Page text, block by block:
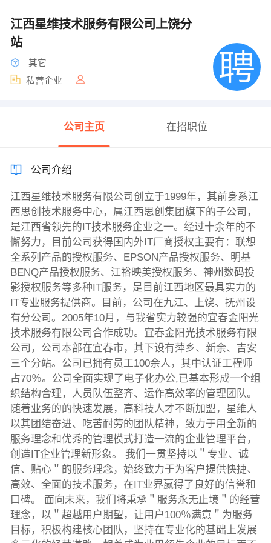
江西星维技术服务有限公司上饶分
站
其它
私营企业
公司主页 在招职位
公司介绍
江西星维技术服务有限公司创立于1999年，其前身系江
西思创技术服务中心，属江西思创集团旗下的子公司，
是江西省领先的IT技术服务企业之一。经过十余年的不
懈努力，目前公司获得国内外IT厂商授权主要有：联想
全系列产品的授权服务、EPSON产品授权服务、明基
BENQ产品授权服务、江裕映美授权服务、神州数码投
影授权服务等多种IT服务，是目前江西地区最具实力的
IT专业服务提供商。目前，公司在九江、上饶、抚州设
有分公司。2005年10月，与我省实力较强的宜春金阳光
技术服务有限公司合作成功。宜春金阳光技术服务有限
公司，公司本部在宜春市，其下设有萍乡、新余、吉安
三个分站。公司已拥有员工100余人，其中认证工程师
占70％。公司全面实现了电子化办公,已基本形成一个组
织结构合理，人员队伍整齐、运作高效率的管理团队。
随着业务的的快速发展，高科技人才不断加盟，星维人
以其团结奋进、吃苦耐劳的团队精神，致力于用全新的
服务理念和优秀的管理模式打造一流的企业管理平台，
创造IT企业管理新形象。 我们一贯坚持以＂专业、诚
信、贴心＂的服务理念，始终致力于为客户提供快捷、
高效、全面的技术服务，在IT业界赢得了良好的信誉和
口碑。 面向未来，我们将秉承＂服务永无止境＂的经营
理念，以＂超越用户期望，让用户100％满意＂为服务
目标，积极构建核心团队，坚持在专业化的基础上发展